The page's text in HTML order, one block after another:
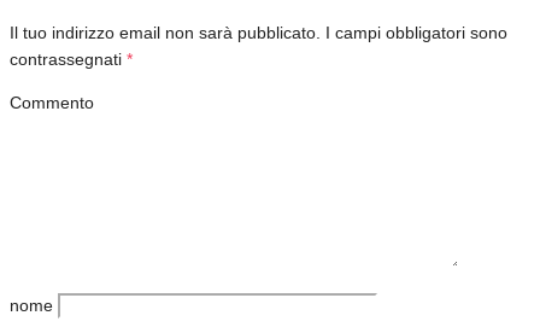
Il tuo indirizzo email non sarà pubblicato. I campi obbligatori sono
contrassegnati *
Commento
nome